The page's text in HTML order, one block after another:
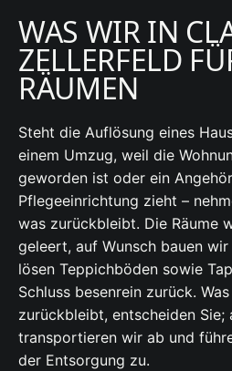
WAS WIR IN
ZELLERFELD
RÄUMEN
Steht die Auflösung eines
einem Umzug, weil die
geworden ist oder ein
Pflegeeinrichtung zieht –
was zurückbleibt. Die Räume
geleert, auf Wunsch bauen
lösen Teppichböden sowie
Schluss besenrein zurück.
zurückbleibt, entscheiden Sie;
transportieren wir ab und
der Entsorgung zu.